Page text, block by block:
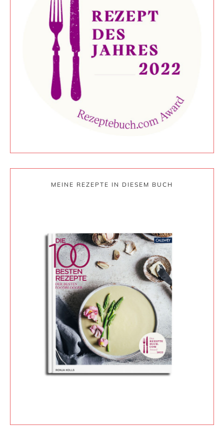
MEINE REZEPTE IN DIESEM BUCH